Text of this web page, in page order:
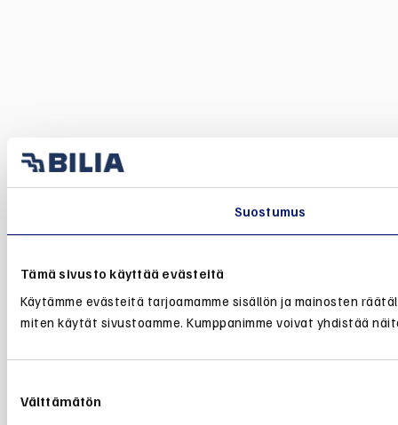
Suostumus
Tämä sivusto käyttää evästeitä
Käytämme evästeitä tarjoamamme sisällön ja mainosten
miten käytät sivustoamme. Kumppanimme voivat yhdistää
valinta
Välttämätön